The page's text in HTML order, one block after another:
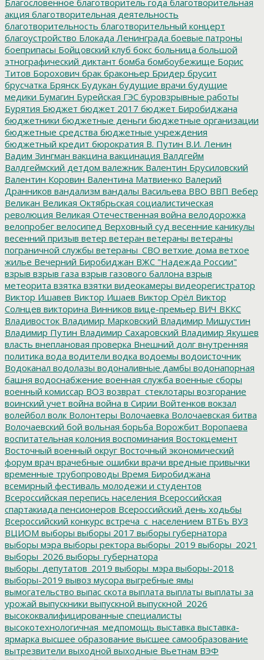
акция благотворительная деятельность
благотворительность благотворительный концерт
благоустройство Блокада Ленинграда боевые патроны
боеприпасы Бойцовский клуб бокс больница большой
этнографический диктант бомба бомбоубежище Борис
Титов Борохович брак браконьер Бридер брусит
брусчатка Брянск Будукан будущие врачи будущие
медики Бумагин Бурейская ГЭС буровзрывные работы
Бурятия Бюджет бюджет 2017 бюджет Биробиджана
бюджетники бюджетные деньги бюджетные организации
бюджетные средства бюджетные учреждения
бюджетный кредит бюрократия В. Путин В.И. Ленин
Вадим Зингман вакцина вакцинация Валдгейм
Валдгеймский детдом валежник Валентин Брусиловский
Валентин Коровин Валентина Матвиенко Валерий
Дранников вандализм вандалы Васильева ВВО ВВП Вебер
Великан Великая Октябрьская социалистическая
революция Великая Отечественная война велодорожка
велопробег велосипед Верховный суд весенние каникулы
весенний призыв ветер ветеран ветераны ветераны
пограничной службы ветераны_СВО ветхие дома ветхое
жилье Вечерний Биробиджан ВЖС "Надежда России"
взрыв взрыв газа взрыв газового баллона взрыв
метеорита взятка взятки видеокамеры видеорегистратор
Виктор Ишавев Виктор Ишаев Виктор Орёл Виктор
Солнцев викторина Винников вице-премьер ВИЧ ВККС
Владивосток Владимир Марковский Владимир Мишустин
Владимир Путин Владимир Сахаровский Владимир Якушев
власть внеплановая проверка Внешний долг внутренняя
политика вода водители водка водоемы водоисточник
Водоканал водолазы водоналивные дамбы водонапорная
башня водоснабжение военная служба военные сборы
военный комиссар ВОЗ возврат_стеклотары возгорание
воинский учет война война в Сирии Войтенков вокзал
волейбол волк Волонтеры Волочаевка Волочаевская битва
Волочаевский бой вольная борьба Ворожбит Воропаева
воспитательная колония воспоминания Востокцемент
Восточный военный округ Восточный экономический
форум врач врачебные ошибки врачи вредные привычки
временные трубопроводы Время Биробиджана
всемирный фестиваль молодежи и студентов
Всероссийская перепись населения Всероссийская
спартакиада пенсионеров Всероссийский день ходьбы
Всероссийский конкурс встреча_с_населением ВТБъ ВУЗ
ВЦИОМ выборы выборы 2017 выборы губернатора
выборы мэра выборы ректора выборы_2019 выборы_2021
выборы_2026 выборы_губернатора
выборы_депутатов_2019 выборы_мэра выборы-2018
выборы-2019 вывоз мусора выгребные ямы
вымогательство выпас скота выплата выплаты выплаты за
урожай выпускники выпускной выпускной_2026
высококвалифицированные специалисты
высокотехнологичная_медпомощь выставка выставка-
ярмарка высшее образование высшее самообразование
вытрезвители выходной выходные Вьетнам ВЭФ